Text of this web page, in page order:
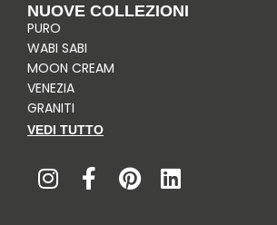
NUOVE COLLEZIONI
PURO
WABI SABI
MOON CREAM
VENEZIA
GRANITI
VEDI TUTTO
n
s
a
c
i
n
i
n